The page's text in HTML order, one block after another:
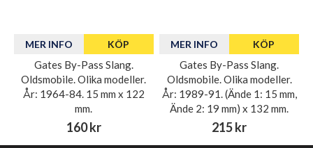
MER INFO KÖP
Gates By-Pass Slang.
Oldsmobile. Olika modeller.
År: 1964-84. 15 mm x 122
mm.
160 kr
MER INFO KÖP
Gates By-Pass Slang.
Oldsmobile. Olika modeller.
År: 1989-91. (Ände 1: 15 mm,
Ände 2: 19 mm) x 132 mm.
215 kr